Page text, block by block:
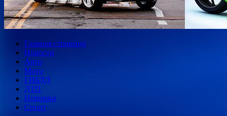
Главная страница
Новости
Авто
Мото
ГИБДД
ДТП
Новинки
Спорт